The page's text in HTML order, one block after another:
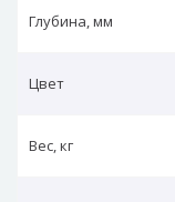
Глубина, мм
Цвет
Вес, кг